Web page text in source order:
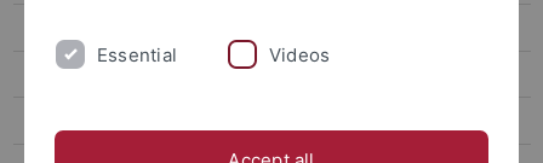
Lehramt (alle)
Essential Videos